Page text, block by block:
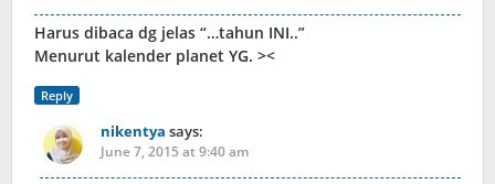
Harus dibaca dg jelas “…tahun INI..”
Menurut kalender planet YG. ><
Reply
nikentya says:
June 7, 2015 at 9:40 am